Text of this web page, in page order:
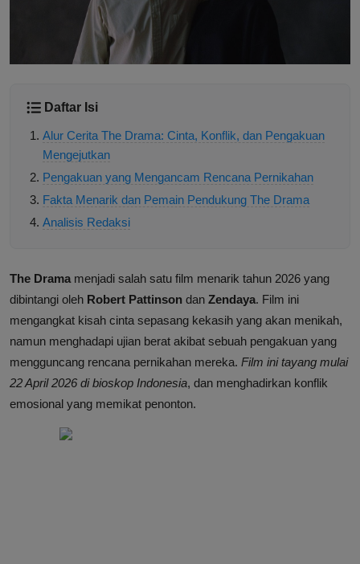
Daftar Isi
Alur Cerita The Drama: Cinta, Konflik, dan Pengakuan
Mengejutkan
Pengakuan yang Mengancam Rencana Pernikahan
Fakta Menarik dan Pemain Pendukung The Drama
Analisis Redaksi
The Drama menjadi salah satu film menarik tahun 2026 yang
dibintangi oleh Robert Pattinson dan Zendaya. Film ini
mengangkat kisah cinta sepasang kekasih yang akan menikah,
namun menghadapi ujian berat akibat sebuah pengakuan yang
mengguncang rencana pernikahan mereka. Film ini tayang mulai
22 April 2026 di bioskop Indonesia, dan menghadirkan konflik
emosional yang memikat penonton.